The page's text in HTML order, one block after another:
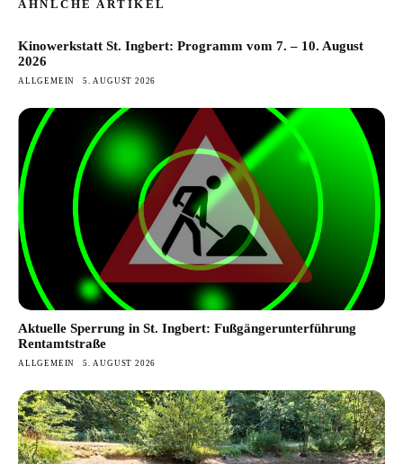
ÄHNLCHE ARTIKEL
Kinowerkstatt St. Ingbert: Programm vom 7. – 10. August
2026
ALLGEMEIN 5. AUGUST 2026
Aktuelle Sperrung in St. Ingbert: Fußgängerunterführung
Rentamtstraße
ALLGEMEIN 5. AUGUST 2026